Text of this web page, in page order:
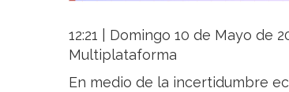
12:21 | Domingo 10 de Mayo de
Multiplataforma
En medio de la incertidumbre